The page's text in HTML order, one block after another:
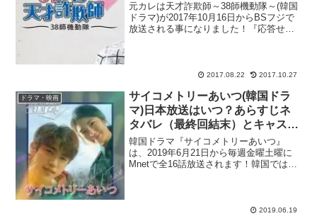
元カレは天才詐欺師～38師機動隊～(韓国
ドラマ)が2017年10月16日からBSフジで
放送される事になりました！『応答せよ
2017.08.22 2017.10.27
ドラマ・映画
サイコメトリーあいつ(韓国ドラ
マ)日本放送はいつ？あらすじネ
タバレ（最終回結末）とキャスト
相関図！
韓国ドラマ『サイコメトリーあいつ』
は、2019年6月21日から毎週金曜土曜に
Mnetで全16話放送されます！韓国では
2019.06.19